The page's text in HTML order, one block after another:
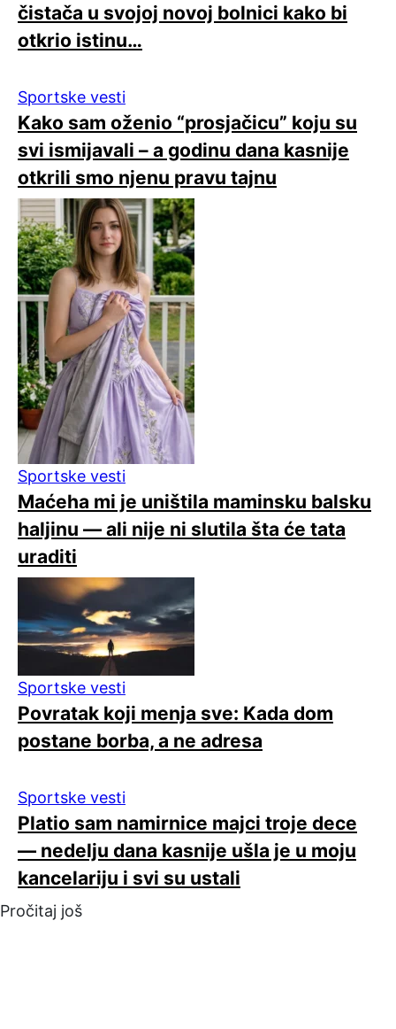
čistača u svojoj novoj bolnici kako bi
otkrio istinu…
Sportske vesti
Kako sam oženio “prosjačicu” koju su
svi ismijavali – a godinu dana kasnije
otkrili smo njenu pravu tajnu
Sportske vesti
Maćeha mi je uništila maminsku balsku
haljinu — ali nije ni slutila šta će tata
uraditi
Sportske vesti
Povratak koji menja sve: Kada dom
postane borba, a ne adresa
Sportske vesti
Platio sam namirnice majci troje dece
— nedelju dana kasnije ušla je u moju
kancelariju i svi su ustali
Pročitaj još